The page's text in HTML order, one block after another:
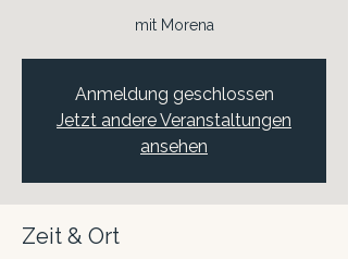
mit Morena
Anmeldung geschlossen
Jetzt andere Veranstaltungen
ansehen
Zeit & Ort